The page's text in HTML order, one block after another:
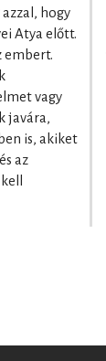
hogy
Atya előtt.
embert.
vagy
javára,
is, akiket
az